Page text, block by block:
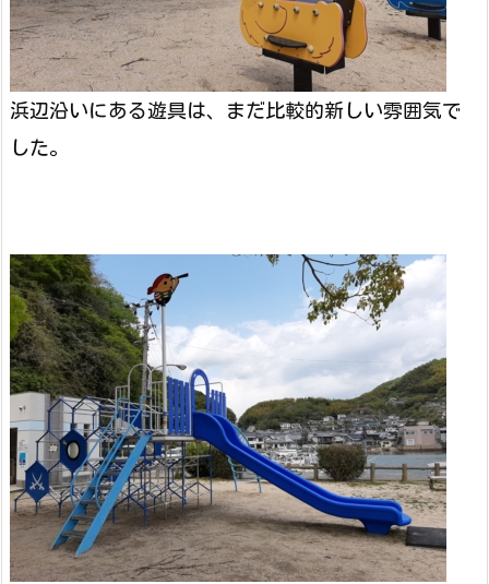
浜辺沿いにある遊具は、まだ比較的新しい雰囲気で
した。